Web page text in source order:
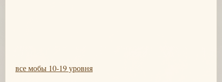
все мобы 10-19 уровня